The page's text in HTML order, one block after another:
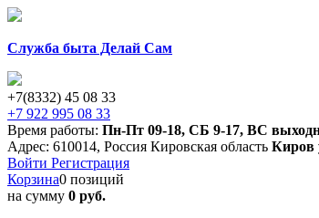
Служба быта Делай Сам
+7(8332) 45 08 33
+7 922 995 08 33
Время работы: Пн-Пт 09-18, СБ 9-17, ВС
Адрес: 610014, Россия Кировская область Киров
Войти Регистрация
Корзина0 позиций
на сумму 0 руб.